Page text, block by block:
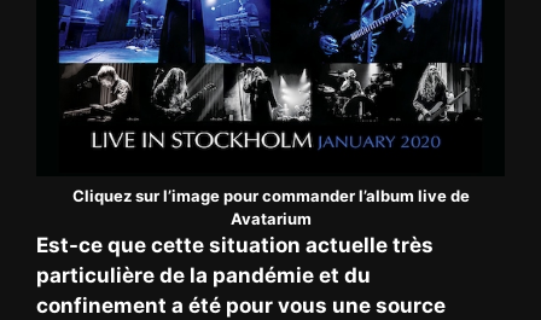
Cliquez sur l’image pour commander l’album live de
Avatarium
Est-ce que cette situation actuelle très
particulière de la pandémie et du
confinement a été pour vous une source